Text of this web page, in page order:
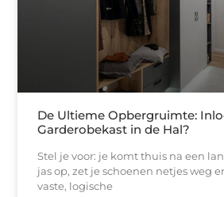
De Ultieme Opbergruimte:
Garderobekast in de Hal?
Stel je voor: je komt thuis na een
jas op, zet je schoenen netjes weg
vaste, logische